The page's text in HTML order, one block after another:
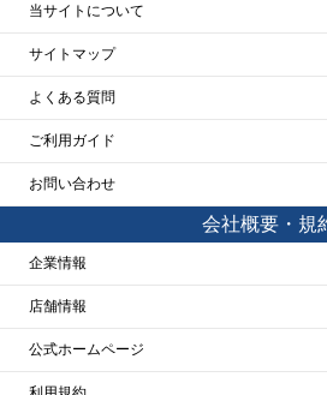
当サイトについて
サイトマップ
よくある質問
ご利用ガイド
お問い合わせ
会社概要・規
企業情報
店舗情報
公式ホームページ